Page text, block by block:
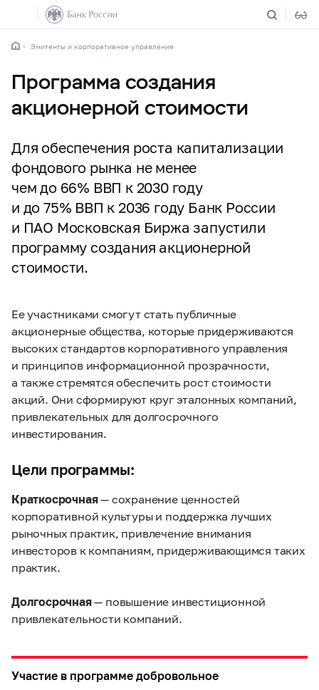
Эмитенты и корпоративное управление
Программа создания
акционерной стоимости
Для обеспечения роста капитализации
фондового рынка не менее
чем до 66% ВВП к 2030 году
и до 75% ВВП к 2036 году Банк России
и ПАО Московская Биржа запустили
программу создания акционерной
стоимости.
Ее участниками смогут стать публичные
акционерные общества, которые придерживаются
высоких стандартов корпоративного управления
и принципов информационной прозрачности,
а также стремятся обеспечить рост стоимости
акций. Они сформируют круг эталонных компаний,
привлекательных для долгосрочного
инвестирования.
Цели программы:
Краткосрочная— сохранение ценностей
корпоративной культуры и поддержка лучших
рыночных практик, привлечение внимания
инвесторов к компаниям, придерживающимся таких
практик.
Долгосрочная— повышение инвестиционной
привлекательности компаний.
Участие в программе добровольное